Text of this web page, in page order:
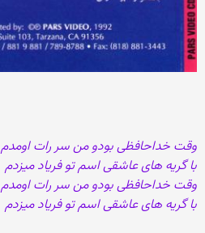
وقت خداحافظی بودو من سر رات اومدم
با گریه های عاشقی اسم تو فریاد میزدم
وقت خداحافظی بودو من سر رات اومدم
با گریه های عاشقی اسم تو فریاد میزدم